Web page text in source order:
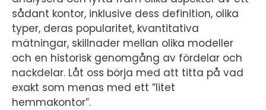
sådant kontor, inklusive dess definition, olika
typer, deras popularitet, kvantitativa
mätningar, skillnader mellan olika modeller
och en historisk genomgång av fördelar och
nackdelar. Låt oss börja med att titta på vad
exakt som menas med ett ”litet
hemmakontor”.